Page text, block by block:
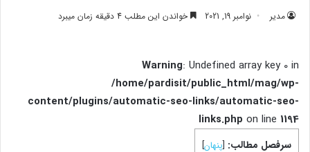
مدیر نوامبر 19, 2021 خواندن این مطلب 4 دقیقه زمان میبرد
Warning: Undefined array key 0 in
/home/pardisit/public_html/mag/wp-
content/plugins/automatic-seo-links/automatic-seo-
links.php on line 1194
سرفصل مطالب: [پنهان]